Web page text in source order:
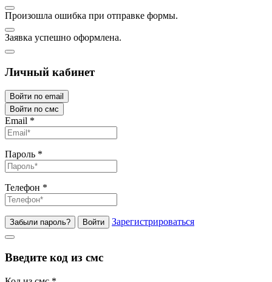
Произошла ошибка при отправке формы.
Заявка успешно оформлена.
Личный кабинет
Войти по email
Войти по смс
Email *
Пароль *
Телефон *
Забыли пароль? Войти Зарегистрироваться
Введите код из смс